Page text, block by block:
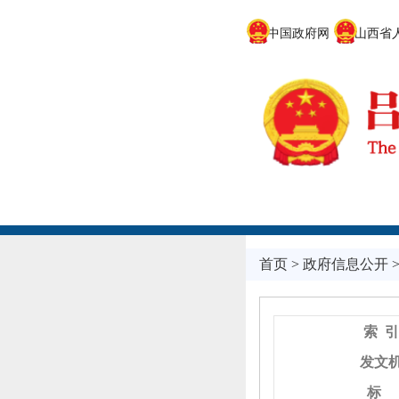
中国政府网 山西省人
首页> 政府信息公开
索
发文
标